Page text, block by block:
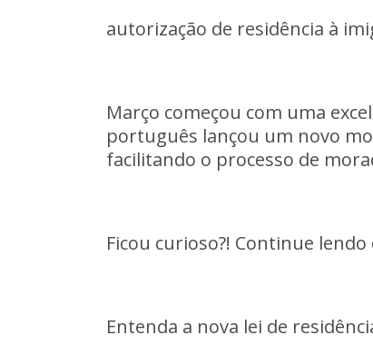
autorização de residência à
Março começou com uma
português lançou um novo
facilitando o processo de
Ficou curioso?! Continue lendo
Entenda a nova lei de